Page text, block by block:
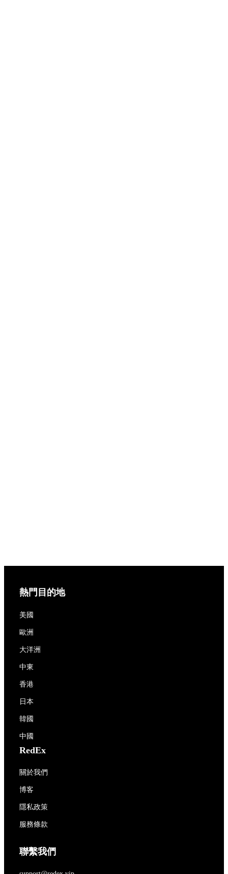
熱門目的地
美國
歐洲
大洋洲
中東
香港
日本
韓國
中國
RedEx
關於我們
博客
隱私政策
服務條款
聯繫我們